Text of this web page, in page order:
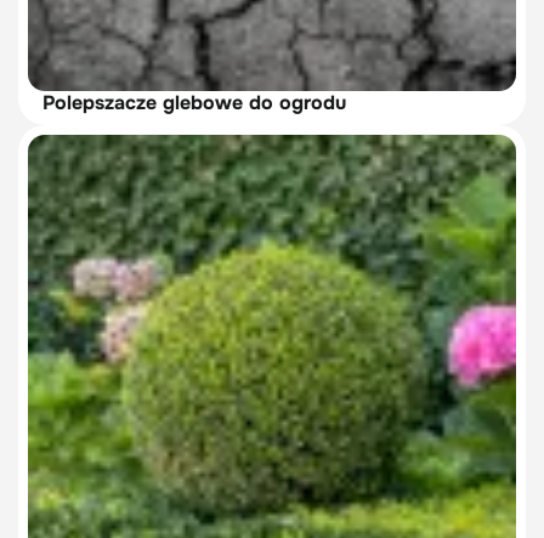
Polepszacze glebowe do ogrodu